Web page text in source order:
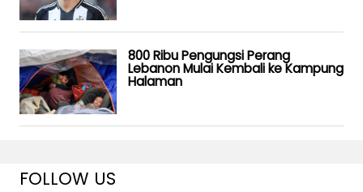
800 Ribu Pengungsi Perang
Lebanon Mulai Kembali ke Kampung
Halaman
FOLLOW US